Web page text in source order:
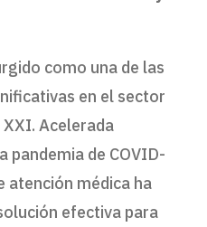
como una de las
en el sector
Acelerada
pandemia de COVID-
atención médica ha
efectiva para